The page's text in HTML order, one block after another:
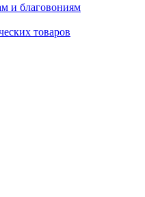
и благовониям
товаров